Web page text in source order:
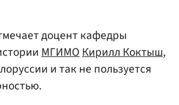
доцент кафедры
МГИМОКирилл Коктыш,
и так не пользуется